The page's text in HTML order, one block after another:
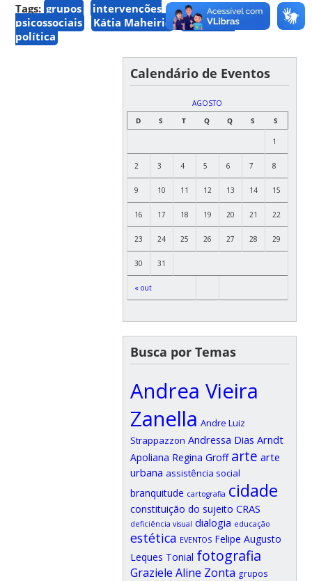
Tags: grupos
intervenções
psicossociais
Kátia Maheirie
psicologia
política
Calendário de Eventos
AGOSTO
D
S T Q Q S S
« out
1
2 3 4 5 6 7 8
9 10 11 12 13 14 15
16 17 18 19 20 21 22
23 24 25 26 27 28 29
30 31
Busca por Temas
Andrea Vieira
Zanella Andre Luiz
Strappazzon Andressa Dias Arndt
Apoliana Regina Groff arte arte
urbana assistência social
branquitude cartografia cidade
constituição do sujeito CRAS
deficiência visual dialogia educação
estética EVENTOS Felipe Augusto
Leques Tonial fotografia
Graziele Aline Zonta grupos